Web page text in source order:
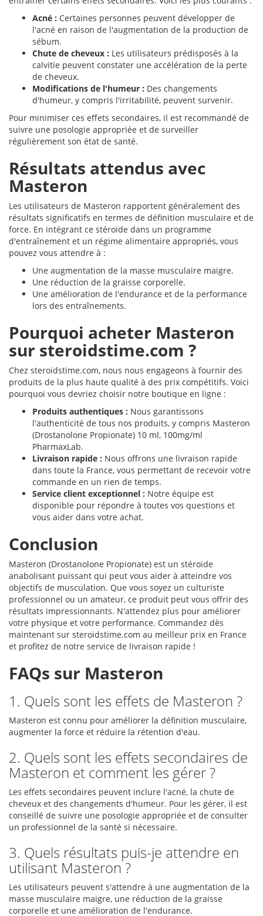
Acné : Certaines personnes peuvent développer de
l'acné en raison de l'augmentation de la production de
sébum.
Chute de cheveux : Les utilisateurs prédisposés à la
calvitie peuvent constater une accélération de la perte
de cheveux.
Modifications de l'humeur : Des changements
d'humeur, y compris l'irritabilité, peuvent survenir.
Pour minimiser ces effets secondaires, il est recommandé de
suivre une posologie appropriée et de surveiller
régulièrement son état de santé.
Résultats attendus avec
Masteron
Les utilisateurs de Masteron rapportent généralement des
résultats significatifs en termes de définition musculaire et de
force. En intégrant ce stéroïde dans un programme
d'entraînement et un régime alimentaire appropriés, vous
pouvez vous attendre à :
Une augmentation de la masse musculaire maigre.
Une réduction de la graisse corporelle.
Une amélioration de l'endurance et de la performance
lors des entraînements.
Pourquoi acheter Masteron
sur steroidstime.com ?
Chez steroidstime.com, nous nous engageons à fournir des
produits de la plus haute qualité à des prix compétitifs. Voici
pourquoi vous devriez choisir notre boutique en ligne :
Produits authentiques : Nous garantissons
l'authenticité de tous nos produits, y compris Masteron
(Drostanolone Propionate) 10 ml, 100mg/ml
PharmaxLab.
Livraison rapide : Nous offrons une livraison rapide
dans toute la France, vous permettant de recevoir votre
commande en un rien de temps.
Service client exceptionnel : Notre équipe est
disponible pour répondre à toutes vos questions et
vous aider dans votre achat.
Conclusion
Masteron (Drostanolone Propionate) est un stéroïde
anabolisant puissant qui peut vous aider à atteindre vos
objectifs de musculation. Que vous soyez un culturiste
professionnel ou un amateur, ce produit peut vous offrir des
résultats impressionnants. N'attendez plus pour améliorer
votre physique et votre performance. Commandez dès
maintenant sur steroidstime.com au meilleur prix en France
et profitez de notre service de livraison rapide !
FAQs sur Masteron
1. Quels sont les effets de Masteron ?
Masteron est connu pour améliorer la définition musculaire,
augmenter la force et réduire la rétention d'eau.
2. Quels sont les effets secondaires de
Masteron et comment les gérer ?
Les effets secondaires peuvent inclure l'acné, la chute de
cheveux et des changements d'humeur. Pour les gérer, il est
conseillé de suivre une posologie appropriée et de consulter
un professionnel de la santé si nécessaire.
3. Quels résultats puis-je attendre en
utilisant Masteron ?
Les utilisateurs peuvent s'attendre à une augmentation de la
masse musculaire maigre, une réduction de la graisse
corporelle et une amélioration de l'endurance.